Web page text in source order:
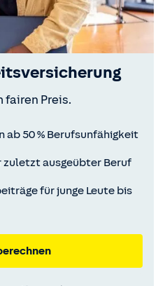
fairen Preis.
ab 50 % Berufsunfähigkeit
zuletzt ausgeübter Beruf
für junge Leute bis